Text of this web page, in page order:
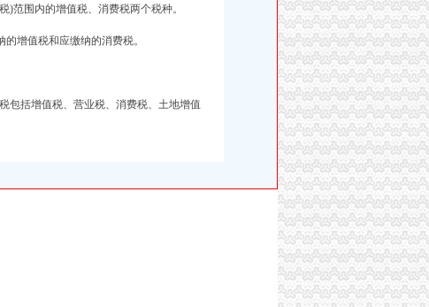
范围内的增值税、消费税两个税种。
增值税和应缴纳的消费税。
包括增值税、营业税、消费税、土地增值